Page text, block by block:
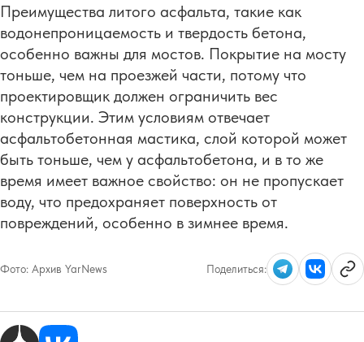
Преимущества литого асфальта, такие как
водонепроницаемость и твердость бетона,
особенно важны для мостов. Покрытие на мосту
тоньше, чем на проезжей части, потому что
проектировщик должен ограничить вес
конструкции. Этим условиям отвечает
асфальтобетонная мастика, слой которой может
быть тоньше, чем у асфальтобетона, и в то же
время имеет важное свойство: он не пропускает
воду, что предохраняет поверхность от
повреждений, особенно в зимнее время.
Фото: Архив YarNews Поделиться: